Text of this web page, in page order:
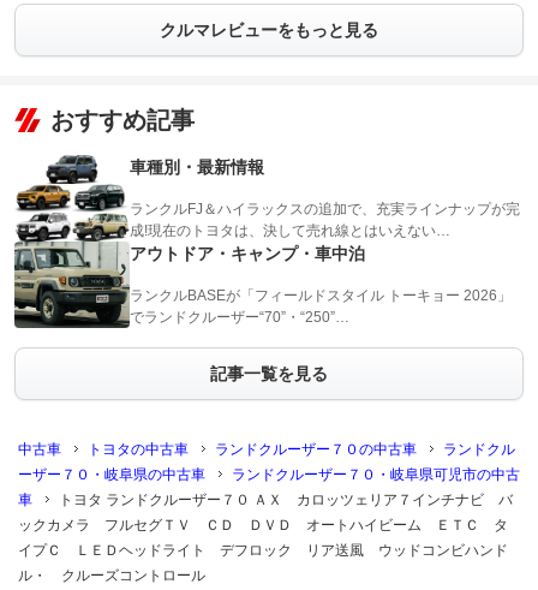
クルマレビューをもっと見る
おすすめ記事
車種別・最新情報
ランクルFJ＆ハイラックスの追加で、充実ラインナップが完
成!現在のトヨタは、決して売れ線とはいえない…
アウトドア・キャンプ・車中泊
ランクルBASEが「フィールドスタイル トーキョー 2026」
でランドクルーザー“70”・“250”…
記事一覧を見る
中古車 トヨタの中古車 ランドクルーザー７０の中古車
ランドクル
ーザー７０・岐阜県の中古車
ランドクルーザー７０・岐阜県可児市の中古
車
トヨタ ランドクルーザー７０ ＡＸ カロッツェリア７インチナビ バ
ックカメラ フルセグＴＶ ＣＤ ＤＶＤ オートハイビーム ＥＴＣ タ
イプＣ ＬＥＤヘッドライト デフロック リア送風 ウッドコンビハンド
ル・ クルーズコントロール